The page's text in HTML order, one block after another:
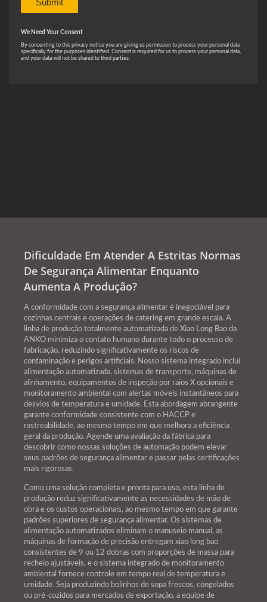
Dificuldade Em Atender A Estritas Normas
De Segurança Alimentar Enquanto
Aumenta A Produção?
A conformidade com a segurança alimentar é inegociável para
cozinhas centrais e operações de catering em grande escala. A
linha de produção totalmente automatizada de Xiao Long Bao da
ANKO minimiza o contato humano durante todo o processo de
fabricação, reduzindo significativamente os riscos de
contaminação e perigos artificiais. Nosso sistema integrado inclui
alimentação automatizada, sistemas de transporte, máquinas de
alinhamento, equipamentos de inspeção por raios X opcionais e
monitoramento ambiental com alertas móveis instantâneos para
desvios de temperatura e umidade. Esta abordagem abrangente
garante conformidade consistente com o HACCP e
rastreabilidade, ao mesmo tempo em que melhora a eficiência
geral da produção. Agende uma avaliação da fábrica para
descobrir como nossas soluções de automação podem elevar
seus padrões de segurança alimentar e passar pelas certificações
mais rigorosas.
Como uma solução completa e pronta para uso, esta linha de
produção reduz significativamente as necessidades de mão de
obra e os custos operacionais, ao mesmo tempo em que garante
padrões superiores de segurança alimentar. Os sistemas de
alimentação automatizados eliminam o manuseio manual, as
máquinas de formação de precisão entregam xiao long bao
consistentes de 9 ou 12 dobras com proporções de massa para
recheio ajustáveis, e o sistema integrado de monitoramento
ambiental fornece controle em tempo real de temperatura e
umidade. Seja produzindo bolinhos de sopa frescos, congelados
ou pré-cozidos para mercados de exportação, a equipe de